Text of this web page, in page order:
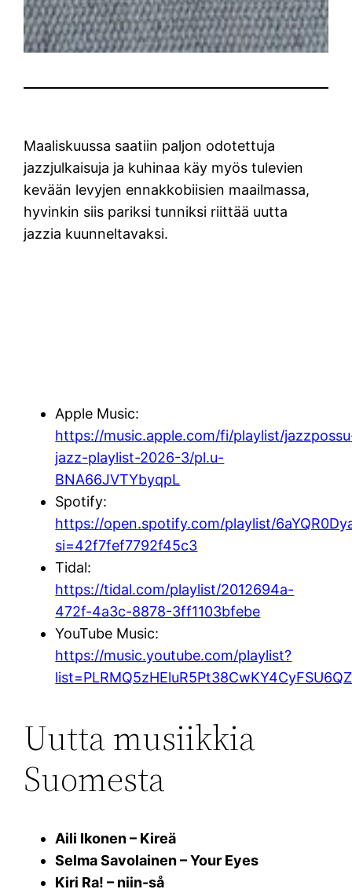
Maaliskuussa saatiin paljon odotettuja
jazzjulkaisuja ja kuhinaa käy myös tulevien
kevään levyjen ennakkobiisien maailmassa,
hyvinkin siis pariksi tunniksi riittää uutta
jazzia kuunneltavaksi.
Apple Music:
https://music.apple.com/fi/playlist/
jazz-playlist-2026-3/pl.u-
BNA66JVTYbyqpL
Spotify:
https://open.spotify.com/playlist/
si=42f7fef7792f45c3
Tidal:
https://tidal.com/playlist/2012694a-
472f-4a3c-8878-3ff1103bfebe
YouTube Music:
https://music.youtube.com/playlist?
Uutta musiikkia
Suomesta
Aili Ikonen – Kireä
Selma Savolainen – Your Eyes
Kiri Ra! – niin-så